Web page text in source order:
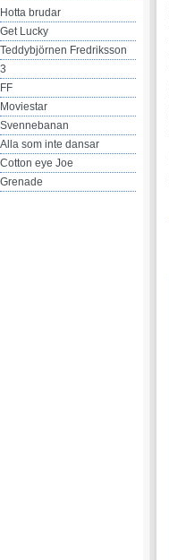
Hotta brudar
Get Lucky
Teddybjörnen Fredriksson
3
FF
Moviestar
Svennebanan
Alla som inte dansar
Cotton eye Joe
Grenade